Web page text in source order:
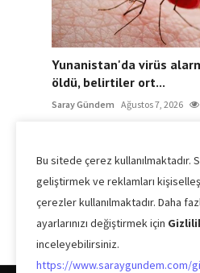
Yunanistan'da virüs
öldü, belirtiler ort...
Saray Gündem Ağustos 7, 2026
Bu sitede çerez kullanılmaktadır.
geliştirmek ve reklamları
çerezler kullanılmaktadır. Daha
ayarlarınızı değiştirmek için
inceleyebilirsiniz.
https://www.saraygundem.com/